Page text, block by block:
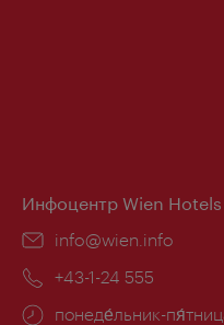
Инфоцентр Wien
Эл.
info@wien.info
Телефон:
+43-1-24 555
Часы
понеде́льник-